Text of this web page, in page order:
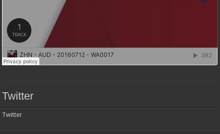
Twitter
Twitter